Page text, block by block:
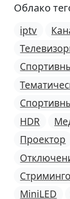
Облако
iptv
HDR
Проектор
MiniLED